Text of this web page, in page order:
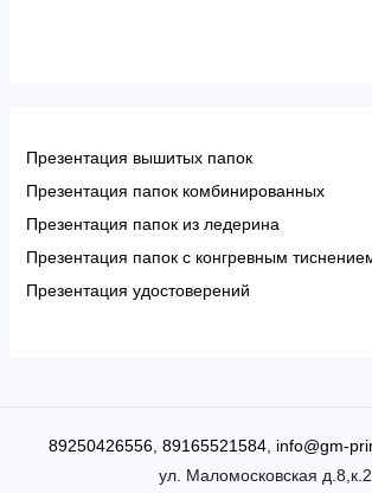
Презентация вышитых папок
Презентация папок комбинированных
Презентация папок из ледерина
Презентация папок с конгревным
Презентация удостоверений
89250426556, 89165521584, info@gm-
ул. Маломосковская д.8,к.2